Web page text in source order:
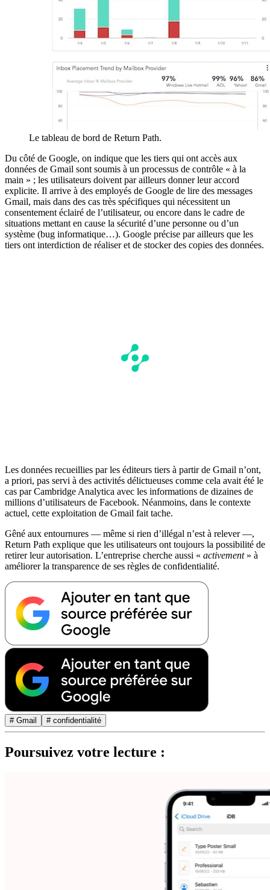
Le tableau de bord de Return Path.
Du côté de Google, on indique que les tiers qui ont accès aux
données de Gmail sont soumis à un processus de contrôle « à la
main » ; les utilisateurs doivent par ailleurs donner leur accord
explicite. Il arrive à des employés de Google de lire des messages
Gmail, mais dans des cas très spécifiques qui nécessitent un
consentement éclairé de l’utilisateur, ou encore dans le cadre de
situations mettant en cause la sécurité d’une personne ou d’un
système (bug informatique…). Google précise par ailleurs que les
tiers ont interdiction de réaliser et de stocker des copies des données.
Les données recueillies par les éditeurs tiers à partir de Gmail n’ont,
a priori, pas servi à des activités délictueuses comme cela avait été le
cas par Cambridge Analytica avec les informations de dizaines de
millions d’utilisateurs de Facebook. Néanmoins, dans le contexte
actuel, cette exploitation de Gmail fait tache.
Gêné aux entournures — même si rien d’illégal n’est à relever —,
Return Path explique que les utilisateurs ont toujours la possibilité de
retirer leur autorisation. L’entreprise cherche aussi « activement» à
améliorer la transparence de ses règles de confidentialité.
# Gmail # confidentialité
Poursuivez votre lecture :